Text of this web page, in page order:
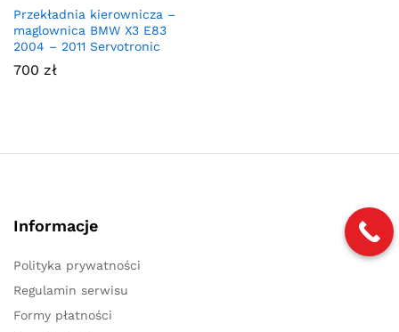
Przekładnia kierownicza –
maglownica BMW X3 E83
2004 – 2011 Servotronic
700 zł
Informacje
Polityka prywatności
Regulamin serwisu
Formy płatności